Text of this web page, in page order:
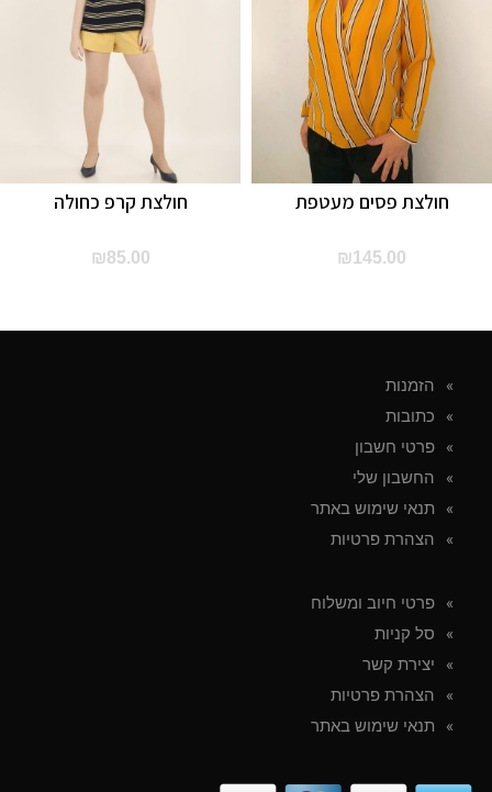
חולצת קרפ כחולה
₪85.00
חולצת פסים מעטפת
₪145.00
הזמנות
כתובות
פרטי חשבון
החשבון שלי
תנאי שימוש באתר
הצהרת פרטיות
פרטי חיוב ומשלוח
סל קניות
יצירת קשר
הצהרת פרטיות
תנאי שימוש באתר